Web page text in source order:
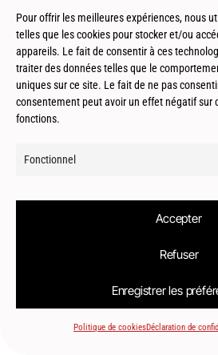
Pour offrir les meilleures expériences, nous
telles que les cookies pour stocker et/ou
appareils. Le fait de consentir à ces
traiter des données telles que le
uniques sur ce site. Le fait de ne pas
consentement peut avoir un effet négatif sur
fonctions.
Fonctionnel
Accepter
Refuser
Enregistrer les
Politique de cookiesDéclaration de
Saussines (34) –
© 2026Le2bis Atelier | Architecte